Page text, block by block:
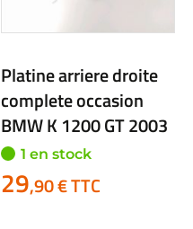
Platine arriere droite
complete occasion
BMW K 1200 GT 2003
1 en stock
29,90 € TTC